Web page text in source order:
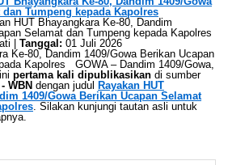
Tumpeng kepada Kapolres
| Tanggal: 01 Juli 2026
Ke-80, Dandim 1409/Gowa Berikan Ucapan
Kapolres GOWA – Dandim 1409/Gowa,
pertama kali dipublikasikan di sumber
WBN dengan judul Rayakan HUT
1409/Gowa Berikan Ucapan Selamat
. Silakan kunjungi tautan asli untuk